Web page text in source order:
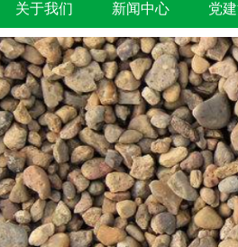
关于我们 新闻中心 党